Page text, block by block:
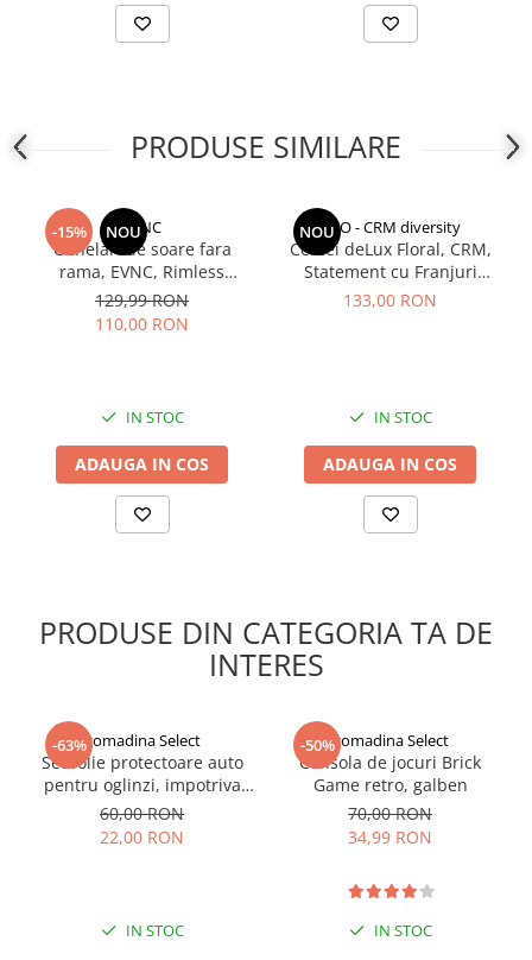
PRODUSE SIMILARE
-15% NOUEVNC
Ochelari de soare fara
rama, EVNC, Rimless
Featherlight, unisex
129,99 RON
110,00 RON
IN STOC
ADAUGA IN COS
NOUCCO - CRM diversity
Cercei deLux Floral, CRM,
Statement cu Franjuri
Elegante pentru Femei,
133,00 RON
IN STOC
ADAUGA IN COS
PRODUSE DIN CATEGORIA TA DE
INTERES
-63%gomadina Select
Set folie protectoare auto
pentru oglinzi, impotriva
apei si aburului, Film
Protect
60,00 RON
22,00 RON
IN STOC
-50%gomadina Select
Consola de jocuri Brick
Game retro, galben
70,00 RON
34,99 RON
IN STOC